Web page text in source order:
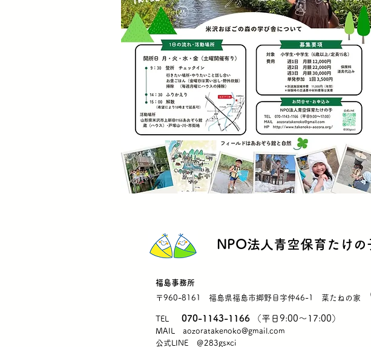
NPO法人青空保育たけの
福島事務所
〒960-8161 福島県福島市郷野目字仲46-1 菜たねの家
TEL 070-1143-1166 （平日9:00～17:00）
MAIL aozoratakenoko@gmail.com
公式LINE ＠283gsxci​